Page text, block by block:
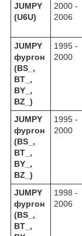
JUMPY
(U6U)
2000 -
2006
JUMPY
фургон
(BS_,
BT_,
BY_,
BZ_)
1995 -
2000
JUMPY
фургон
(BS_,
BT_,
BY_,
BZ_)
1995 -
2000
JUMPY
фургон
(BS_,
BT_,
1998 -
2006